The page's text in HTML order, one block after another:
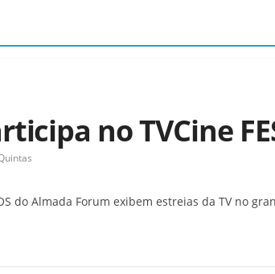
no TVCine
do Almada Forum exibem estreias da TV no